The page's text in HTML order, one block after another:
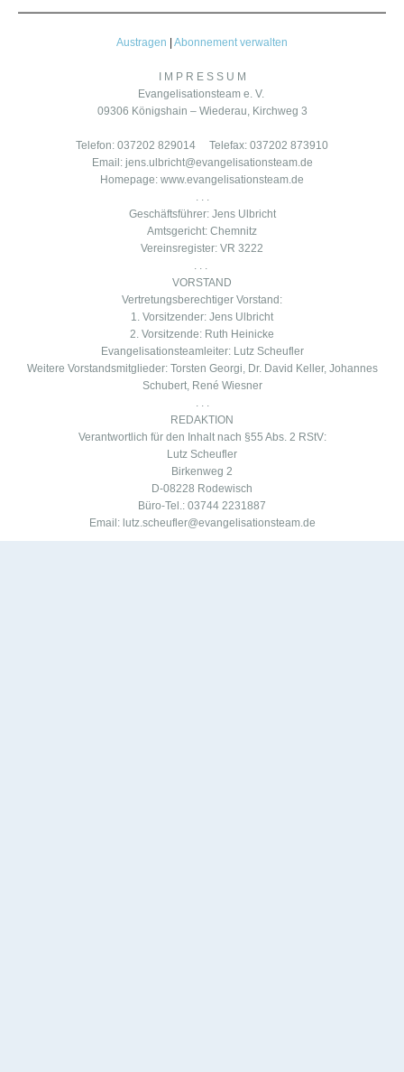
Austragen Abonnement verwalten
I M P R E S S U M
Evangelisationsteam e. V.
09306 Königshain – Wiederau, Kirchweg 3
Telefon: 037202 829014 Telefax: 037202 873910
Email: jens.ulbricht@evangelisationsteam.de
Homepage: www.evangelisationsteam.de
. . .
Geschäftsführer: Jens Ulbricht
Amtsgericht: Chemnitz
Vereinsregister: VR 3222
. . .
VORSTAND
Vertretungsberechtiger Vorstand:
1. Vorsitzender: Jens Ulbricht
2. Vorsitzende: Ruth Heinicke
Evangelisationsteamleiter: Lutz Scheufler
Weitere Vorstandsmitglieder: Torsten Georgi, Dr. David Keller, Johannes
Schubert, René Wiesner
. . .
REDAKTION
Verantwortlich für den Inhalt nach §55 Abs. 2 RStV:
Lutz Scheufler
Birkenweg 2
D-08228 Rodewisch
Büro-Tel.: 03744 2231887
Email: lutz.scheufler@evangelisationsteam.de